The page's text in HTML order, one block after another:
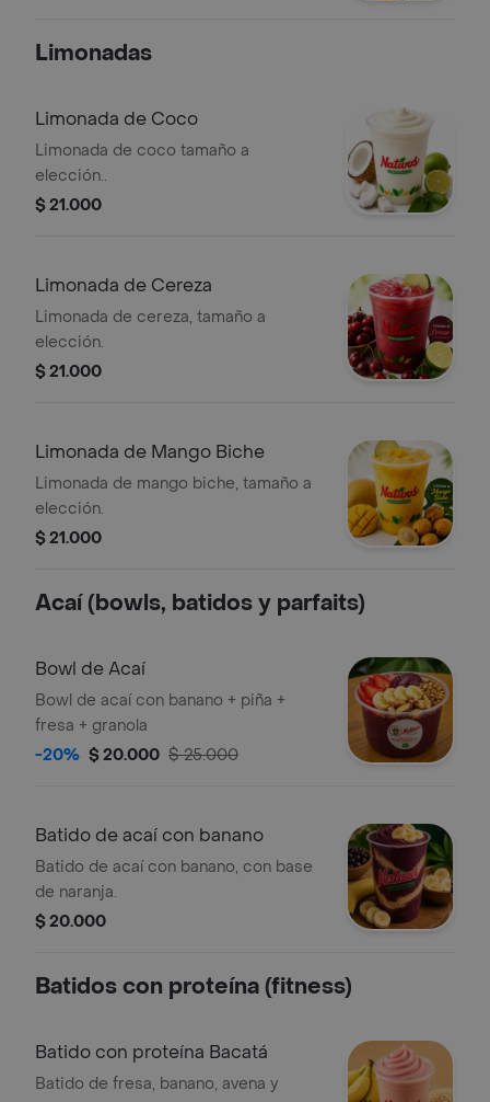
Limonadas
Limonada de Coco
Limonada de coco tamaño a
elección..
$ 21.000
Limonada de Cereza
Limonada de cereza, tamaño a
elección.
$ 21.000
Limonada de Mango Biche
Limonada de mango biche, tamaño a
elección.
$ 21.000
Acaí (bowls, batidos y parfaits)
Bowl de Acaí
Bowl de acaí con banano + piña +
fresa + granola
-20% $ 20.000 $ 25.000
Batido de acaí con banano
Batido de acaí con banano, con base
de naranja.
$ 20.000
Batidos con proteína (fitness)
Batido con proteína Bacatá
Batido de fresa, banano, avena y